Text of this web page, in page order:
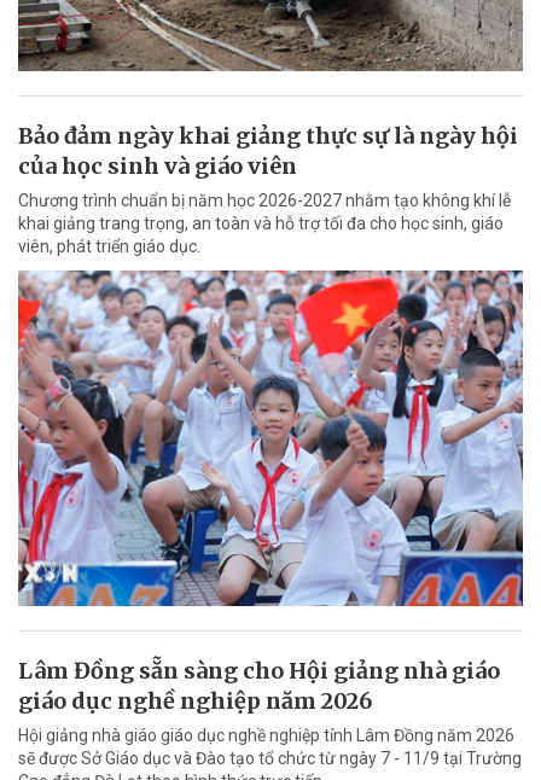
Bảo đảm ngày khai giảng thực sự là ngày hội
của học sinh và giáo viên
Chương trình chuẩn bị năm học 2026-2027 nhằm tạo không khí lễ
khai giảng trang trọng, an toàn và hỗ trợ tối đa cho học sinh, giáo
viên, phát triển giáo dục.
Lâm Đồng sẵn sàng cho Hội giảng nhà giáo
giáo dục nghề nghiệp năm 2026
Hội giảng nhà giáo giáo dục nghề nghiệp tỉnh Lâm Đồng năm 2026
sẽ được Sở Giáo dục và Đào tạo tổ chức từ ngày 7 - 11/9 tại Trường